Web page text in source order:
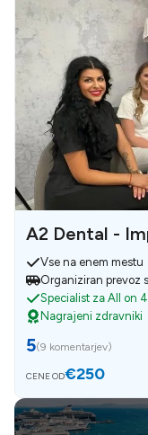
A2 Dental -
Vse na enem mestu
Organiziran prevoz
Specialist za All on
Nagrajeni zdravniki
5(9 komentarjev)
CENE OD€250